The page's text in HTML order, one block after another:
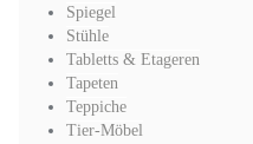
Spiegel
Stühle
Tabletts & Etageren
Tapeten
Teppiche
Tier-Möbel